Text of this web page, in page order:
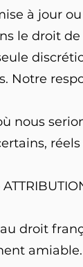
à jour
le droit
Notre
nous
droit
amiable.